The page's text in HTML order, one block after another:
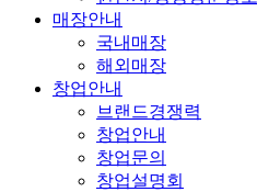
매장안내
국내매장
해외매장
창업안내
브랜드경쟁력
창업안내
창업문의
창업설명회